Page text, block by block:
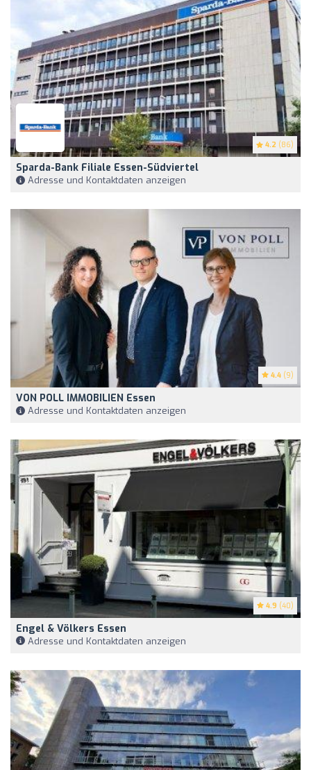
4.2 (86)
Sparda-Bank Filiale Essen-Südviertel
Adresse und Kontaktdaten anzeigen
4.4 (9)
VON POLL IMMOBILIEN Essen
Adresse und Kontaktdaten anzeigen
4.9 (40)
Engel & Völkers Essen
Adresse und Kontaktdaten anzeigen